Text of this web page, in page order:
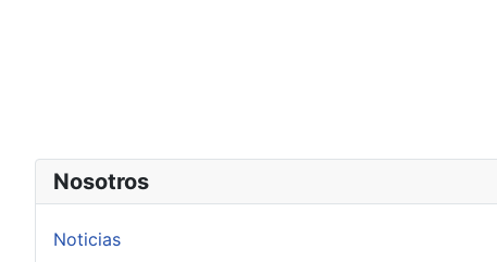
Nosotros
Noticias